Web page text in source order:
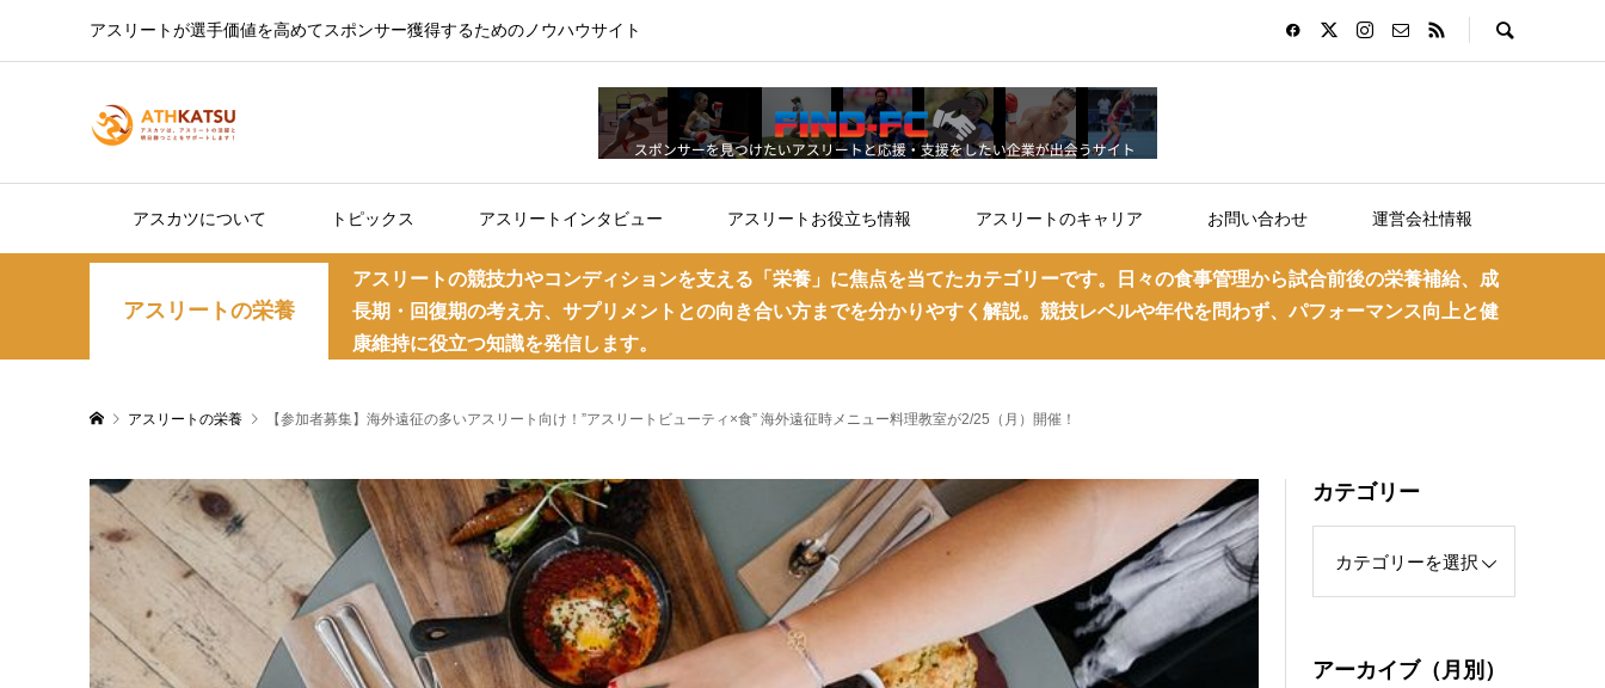
アスリートが選手価値を高めてスポンサー獲得するためのノウハウサイト
アスカツについて トピックス アスリートインタビュー アスリートお役立ち情報 アスリートのキャリア お問い合わせ 運営会社情報
アスリートの栄養
アスリートの競技力やコンディションを支える「栄養」に焦点を当てたカテゴリーです。日々の食事管理から試合前後の栄養補給、成
長期・回復期の考え方、サプリメントとの向き合い方までを分かりやすく解説。競技レベルや年代を問わず、パフォーマンス向上と健
康維持に役立つ知識を発信します。
アスリートの栄養 【参加者募集】海外遠征の多いアスリート向け！”アスリートビューティ×食” 海外遠征時メニュー料理教室が2/25（月）開催！
カテゴリー
アーカイブ（月別）